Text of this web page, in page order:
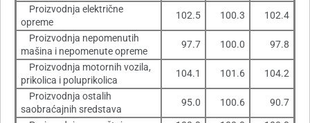
Proizvodnja električne
opreme
102.5 100.3 102.4
Proizvodnja nepomenutih
mašina i nepomenute opreme
97.7 100.0 97.8
Proizvodnja motornih vozila,
prikolica i poluprikolica
104.1 101.6 104.2
Proizvodnja ostalih
saobraćajnih sredstava
95.0 100.6 90.7